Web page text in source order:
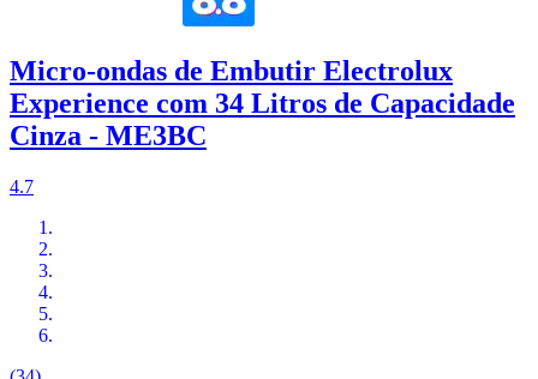
Micro-ondas de Embutir Electrolux
Experience com 34 Litros de Capacidade
Cinza - ME3BC
4.7